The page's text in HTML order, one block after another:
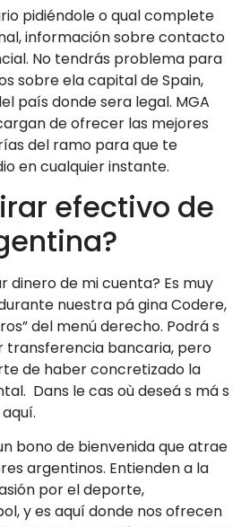
pidiéndole o qual complete
información sobre contacto
No tendrás problema para
sobre ela capital de Spain,
país donde sera legal. MGA
de ofrecer las mejores
del ramo para que te
en cualquier instante.
efectivo de
dinero de mi cuenta? Es muy
nuestra pá gina Codere,
del menú derecho​. Podrá s
transferencia bancaria, pero
de haber concretizado la
Dans le cas où deseá s má s
bono de bienvenida que atrae
argentinos. Entienden a la
por el deporte,
​​y es aquí donde nos ofrecen